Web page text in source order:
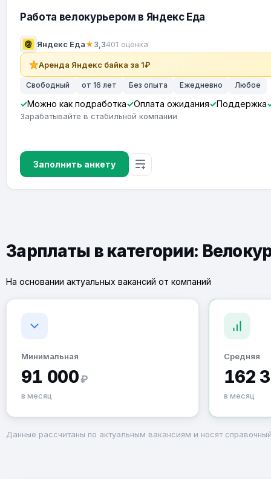
Работа велокурьером в Яндекс Еда
Яндекс Еда★3,3401 оценка
Аренда Яндекс байка за 1₽
Свободный от 16 лет Без опыта Ежедневно Любое
Можно как подработка Оплата ожидания Поддержка
Зарабатывайте в стабильной компании
Заполнить анкету
Зарплаты в категории:
На основании актуальных вакансий от компаний
Минимальная
91 000 ₽
в месяц
Средняя
162
в месяц
Данные рассчитаны по актуальным вакансиям и носят